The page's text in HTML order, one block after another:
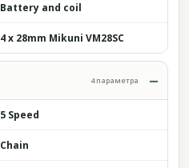
Battery and coil
4 x 28mm Mikuni VM28SC
4 параметра
5 Speed
Chain